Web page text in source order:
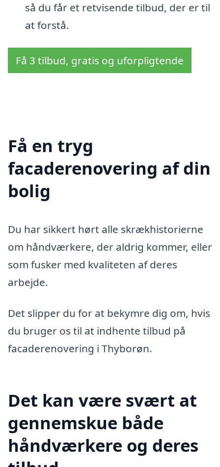
så du får et retvisende tilbud, der er til
at forstå.
Få 3 tilbud, gratis og uforpligtende
Få en tryg
facaderenovering af din
bolig
Du har sikkert hørt alle skrækhistorierne
om håndværkere, der aldrig kommer, eller
som fusker med kvaliteten af deres
arbejde.
Det slipper du for at bekymre dig om, hvis
du bruger os til at indhente tilbud på
facaderenovering i Thyborøn.
Det kan være svært at
gennemskue både
håndværkere og deres